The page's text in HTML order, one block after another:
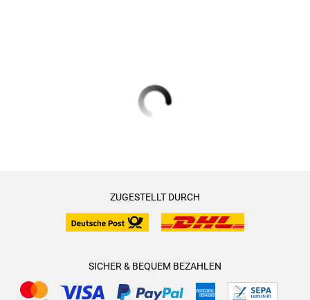
ZUGESTELLT DURCH
SICHER & BEQUEM BEZAHLEN